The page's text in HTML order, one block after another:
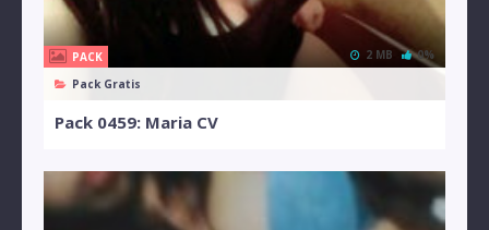
PACK
Pack Gratis
2 MB 0%
Pack 0459: Maria CV